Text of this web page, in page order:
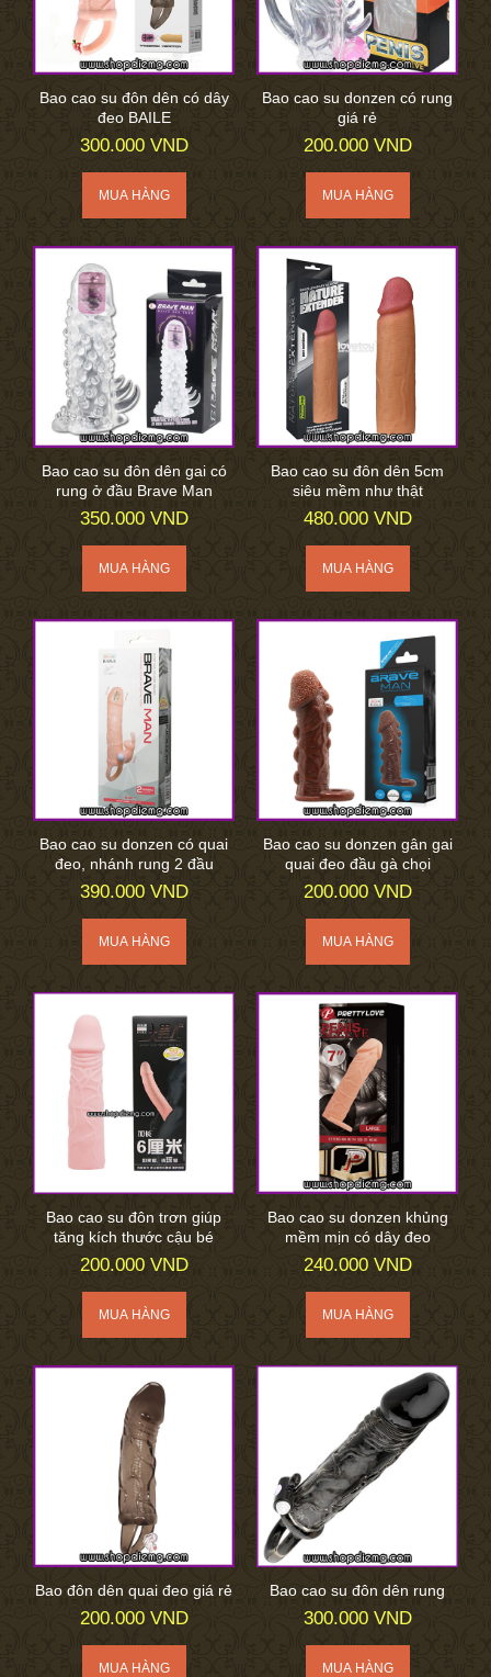
Bao cao su đôn dên có dây
đeo BAILE
300.000 VND
Bao cao su donzen có rung
giá rẻ
200.000 VND
Bao cao su đôn dên gai có
rung ở đầu Brave Man
350.000 VND
Bao cao su đôn dên 5cm
siêu mềm như thật
480.000 VND
Bao cao su donzen có quai
đeo, nhánh rung 2 đầu
390.000 VND
Bao cao su donzen gân gai
quai đeo đầu gà chọi
200.000 VND
Bao cao su đôn trơn giúp
tăng kích thước cậu bé
200.000 VND
Bao cao su donzen khủng
mềm mịn có dây đeo
240.000 VND
Bao đôn dên quai đeo giá rẻ
200.000 VND
Bao cao su đôn dên rung
300.000 VND